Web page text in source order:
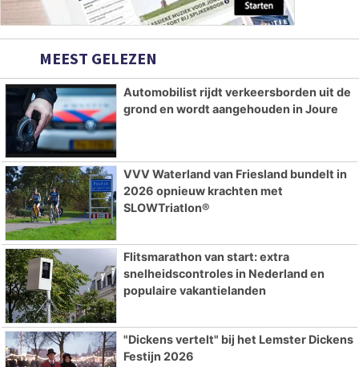
MEEST GELEZEN
Automobilist rijdt verkeersborden uit de
grond en wordt aangehouden in Joure
VVV Waterland van Friesland bundelt in
2026 opnieuw krachten met
SLOWTriatlon®
Flitsmarathon van start: extra
snelheidscontroles in Nederland en
populaire vakantielanden
"Dickens vertelt" bij het Lemster Dickens
Festijn 2026